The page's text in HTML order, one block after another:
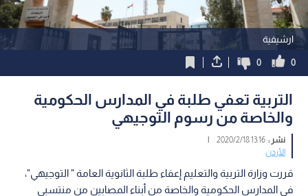
ارشيفية
0
0
التربية تعفي طلبة في المدارس الحكومية
والخاصة من رسوم التوجيهي
نشر :13:16 2020/2/18
|
الأردن
قررت وزارة التربية والتعليم إعفاء طلبة الثانوية العامة " التوجيهي"،
في المدارس الحكومية والخاصة من أبناء المصابين من منتسبي